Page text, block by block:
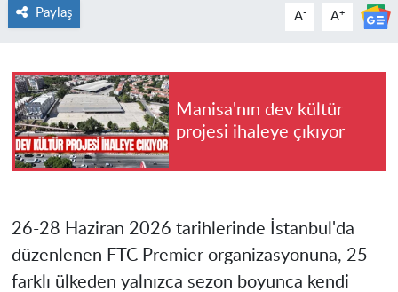
Paylaş A- A+
Manisa'nın dev kültür
projesi ihaleye çıkıyor
26-28 Haziran 2026 tarihlerinde İstanbul'da
düzenlenen FTC Premier organizasyonuna, 25
farklı ülkeden yalnızca sezon boyunca kendi